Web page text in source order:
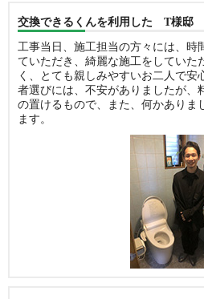
交換できるくんを利用した T様邸
工事当日、施工担当の方々には、時
ていただき、綺麗な施工をしていた
く、とても親しみやすいお二人で安
者選びには、不安がありましたが、
の置けるもので、また、何かありま
ます。